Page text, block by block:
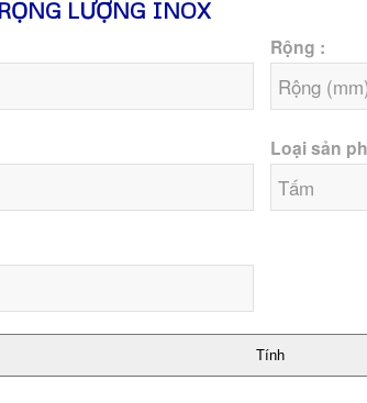
LƯỢNG INOX
Rộng :
Loại sản
Tính